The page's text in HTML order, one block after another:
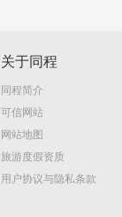
关于同程
同程简介
可信网站
网站地图
旅游度假资质
用户协议与隐私条款